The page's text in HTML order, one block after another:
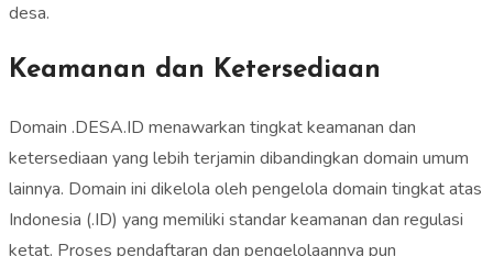
desa.
Keamanan dan Ketersediaan
Domain .DESA.ID menawarkan tingkat keamanan dan
ketersediaan yang lebih terjamin dibandingkan domain umum
lainnya. Domain ini dikelola oleh pengelola domain tingkat atas
Indonesia (.ID) yang memiliki standar keamanan dan regulasi
ketat. Proses pendaftaran dan pengelolaannya pun